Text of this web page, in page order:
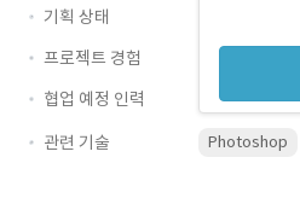
기획 상태
프로젝트 경험
협업 예정 인력
관련 기술
Photoshop